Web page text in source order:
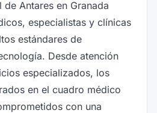
Antares en Granada
especialistas y clínicas
estándares de
Desde atención
especializados, los
en el cuadro médico
con una